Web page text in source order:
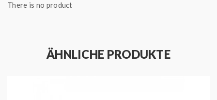
5x Lost Vape UB Lite L10 0,6 Ohm Heads
Leistungsbereich: 16 - 21 Watt
There is no product
ÄHNLICHE PRODUKTE